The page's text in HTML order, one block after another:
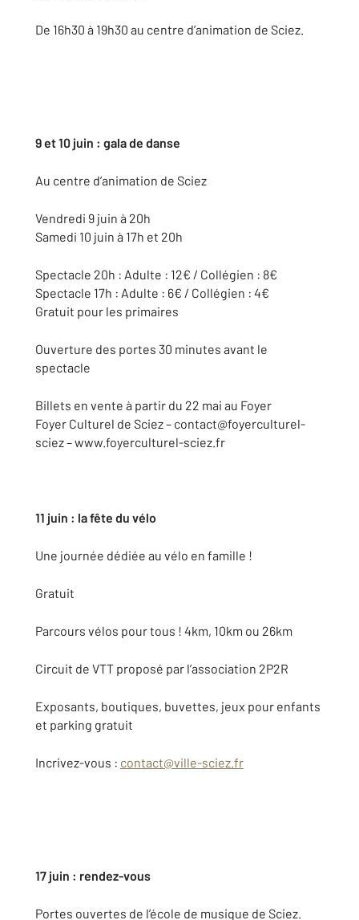
De 16h30 à 19h30 au centre d’animation de Sciez.
9 et 10 juin : gala de danse
Au centre d’animation de Sciez
Vendredi 9 juin à 20h
Samedi 10 juin à 17h et 20h
Spectacle 20h : Adulte : 12€ / Collégien : 8€
Spectacle 17h : Adulte : 6€ / Collégien : 4€
Gratuit pour les primaires
Ouverture des portes 30 minutes avant le
spectacle
Billets en vente à partir du 22 mai au Foyer
Foyer Culturel de Sciez – contact@foyerculturel-
sciez – www.foyerculturel-sciez.fr
11 juin : la fête du vélo
Une journée dédiée au vélo en famille !
Gratuit
Parcours vélos pour tous ! 4km, 10km ou 26km
Circuit de VTT proposé par l’association 2P2R
Exposants, boutiques, buvettes, jeux pour enfants
et parking gratuit
Incrivez-vous : contact@ville-sciez.fr
17 juin : rendez-vous
Portes ouvertes de l’école de musique de Sciez.